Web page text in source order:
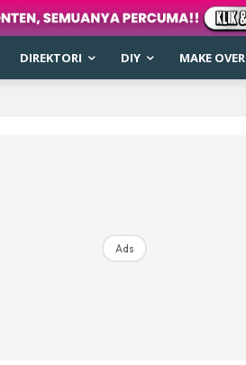
DIREKTORI DIY MAKE OVER
Ads